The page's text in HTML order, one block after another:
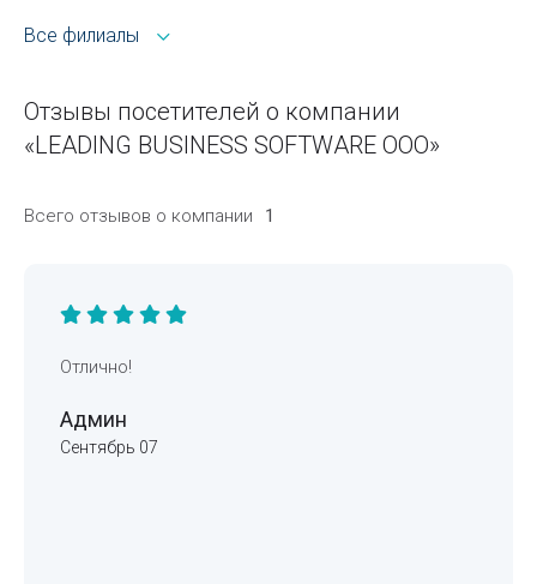
Все филиалы
Отзывы посетителей о компании
«LEADING BUSINESS SOFTWARE ООО»
Всего отзывов о компании 1
Отлично!
Админ
Сентябрь 07